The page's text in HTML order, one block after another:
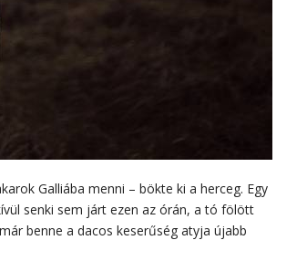
Galliába menni – bökte ki a herceg. Egy
senki sem járt ezen az órán, a tó fölött
benne a dacos keserűség atyja újabb